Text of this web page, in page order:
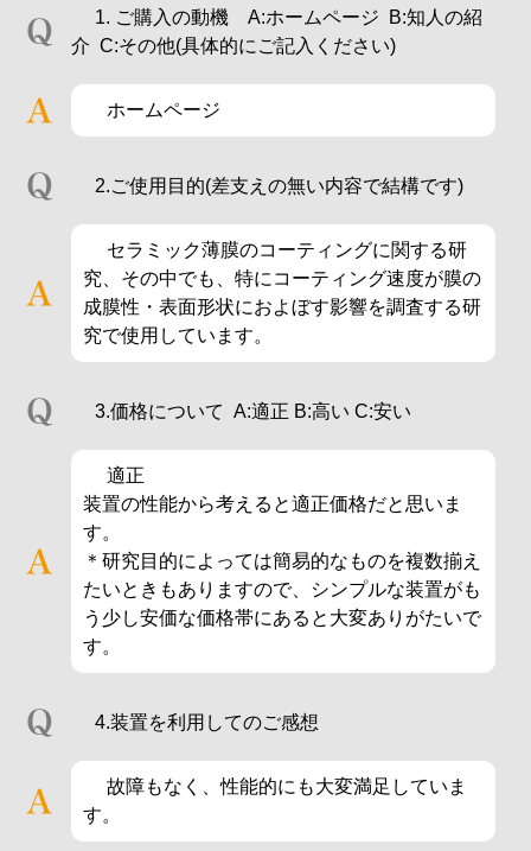
1. ご購入の動機 A:ホームページ B:知人の紹
介 C:その他(具体的にご記入ください)
ホームページ
2.ご使用目的(差支えの無い内容で結構です)
セラミック薄膜のコーティングに関する研
究、その中でも、特にコーティング速度が膜の
成膜性・表面形状におよぼす影響を調査する研
究で使用しています。
3.価格について A:適正 B:高い C:安い
適正
装置の性能から考えると適正価格だと思いま
す。
＊研究目的によっては簡易的なものを複数揃え
たいときもありますので、シンプルな装置がも
う少し安価な価格帯にあると大変ありがたいで
す。
4.装置を利用してのご感想
故障もなく、性能的にも大変満足していま
す。